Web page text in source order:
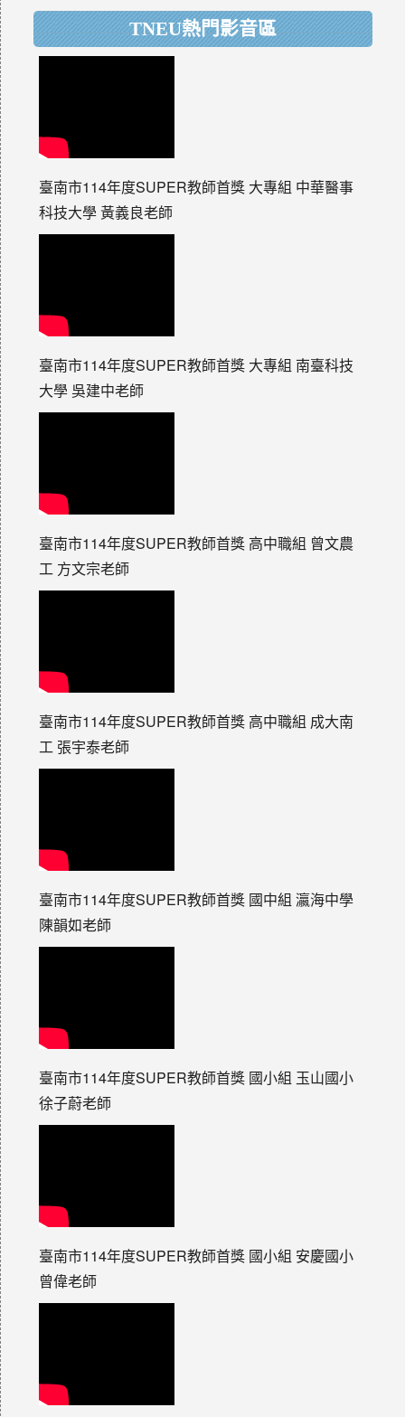
TNEU熱門影音區
臺南市114年度SUPER教師首獎 大專組 中華醫事
科技大學 黃義良老師
臺南市114年度SUPER教師首獎 大專組 南臺科技
大學 吳建中老師
臺南市114年度SUPER教師首獎 高中職組 曾文農
工 方文宗老師
臺南市114年度SUPER教師首獎 高中職組 成大南
工 張宇泰老師
臺南市114年度SUPER教師首獎 國中組 瀛海中學
陳韻如老師
臺南市114年度SUPER教師首獎 國小組 玉山國小
徐子蔚老師
臺南市114年度SUPER教師首獎 國小組 安慶國小
曾偉老師